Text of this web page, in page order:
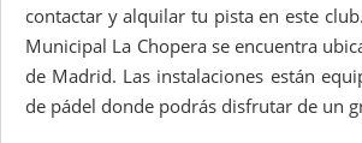
contactar y alquilar tu pista en este
Municipal La Chopera se encuentra
de Madrid. Las instalaciones están
de pádel donde podrás disfrutar de un